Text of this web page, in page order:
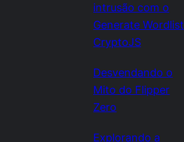
intrusão com o
Generate Wordlist
CryptoJS
Desvendando o
Mito do Flipper
Zero
Explorando a